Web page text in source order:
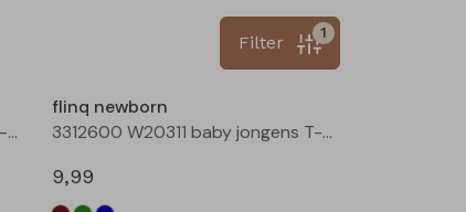
1
Filter
3312600 W20311 baby jongens T-shirt lm Groen mos
flinq newborn
3312600 W20311 baby jongens T-shirt lm Marine
9,99